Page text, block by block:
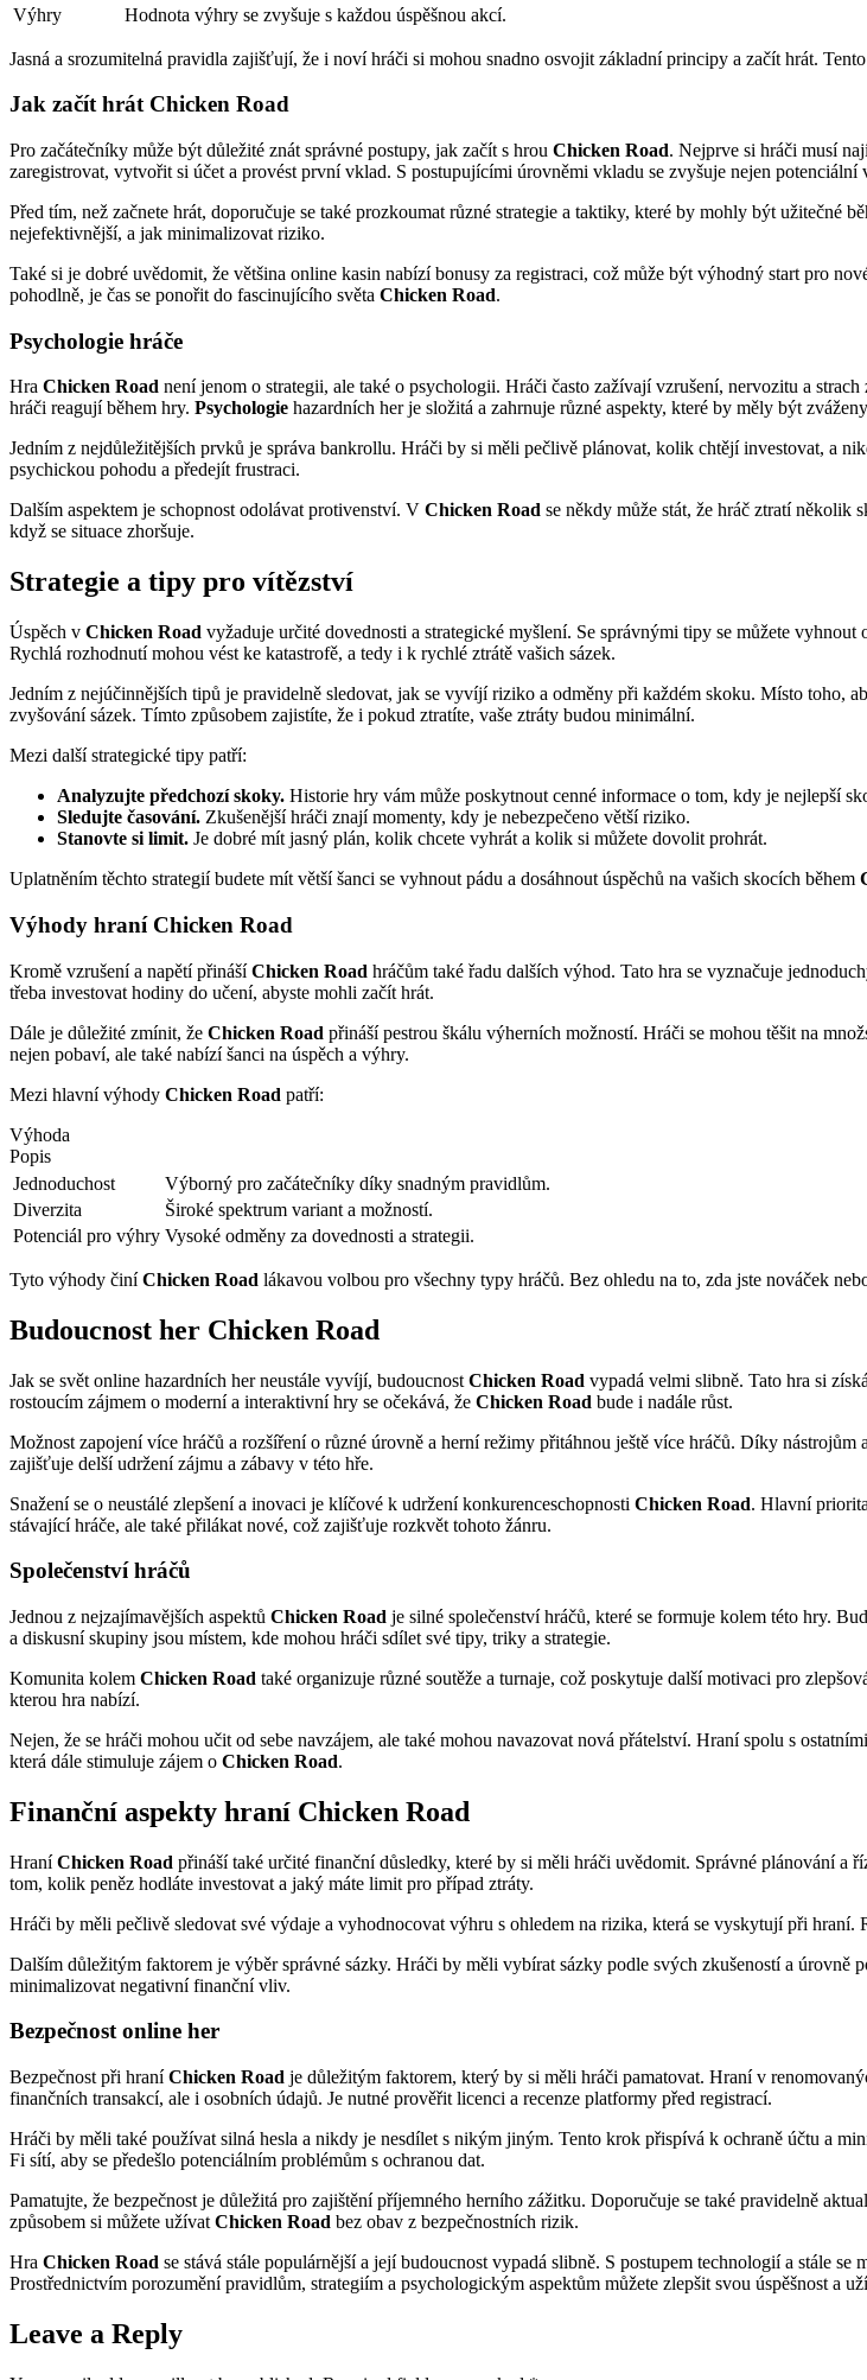
Výhry
Hodnota výhry se zvyšuje s každou úspěšnou akcí.
Jasná a srozumitelná pravidla zajišťují, že i noví hráči si mohou snadno osvojit základní principy a začít hrát.
Jak začít hrát Chicken Road
Pro začátečníky může být důležité znát správné postupy, jak začít s hrou Chicken Road. Nejprve si hráči musí
zaregistrovat, vytvořit si účet a provést první vklad. S postupujícími úrovněmi vkladu se zvyšuje nejen potenciální
Před tím, než začnete hrát, doporučuje se také prozkoumat různé strategie a taktiky, které by mohly být užitečné
nejefektivnější, a jak minimalizovat riziko.
Také si je dobré uvědomit, že většina online kasin nabízí bonusy za registraci, což může být výhodný start pro
pohodlně, je čas se ponořit do fascinujícího světa Chicken Road.
Psychologie hráče
Hra Chicken Road není jenom o strategii, ale také o psychologii. Hráči často zažívají vzrušení, nervozitu a
hráči reagují během hry. Psychologie hazardních her je složitá a zahrnuje různé aspekty, které by měly být
Jedním z nejdůležitějších prvků je správa bankrollu. Hráči by si měli pečlivě plánovat, kolik chtějí investovat, a
psychickou pohodu a předejít frustraci.
Dalším aspektem je schopnost odolávat protivenství. V Chicken Road se někdy může stát, že hráč ztratí několik
když se situace zhoršuje.
Strategie a tipy pro vítězství
Úspěch v Chicken Road vyžaduje určité dovednosti a strategické myšlení. Se správnými tipy se můžete
Rychlá rozhodnutí mohou vést ke katastrofě, a tedy i k rychlé ztrátě vašich sázek.
Jedním z nejúčinnějších tipů je pravidelně sledovat, jak se vyvíjí riziko a odměny při každém skoku. Místo toho,
zvyšování sázek. Tímto způsobem zajistíte, že i pokud ztratíte, vaše ztráty budou minimální.
Mezi další strategické tipy patří:
Analyzujte předchozí skoky. Historie hry vám může poskytnout cenné informace o tom, kdy je nejlepší
Sledujte časování. Zkušenější hráči znají momenty, kdy je nebezpečeno větší riziko.
Stanovte si limit. Je dobré mít jasný plán, kolik chcete vyhrát a kolik si můžete dovolit prohrát.
Uplatněním těchto strategií budete mít větší šanci se vyhnout pádu a dosáhnout úspěchů na vašich skocích během
Výhody hraní Chicken Road
Kromě vzrušení a napětí přinášíChicken Road hráčům také řadu dalších výhod. Tato hra se vyznačuje
třeba investovat hodiny do učení, abyste mohli začít hrát.
Dále je důležité zmínit, že Chicken Road přináší pestrou škálu výherních možností. Hráči se mohou těšit na
nejen pobaví, ale také nabízí šanci na úspěch a výhry.
Mezi hlavní výhody Chicken Road patří:
Výhoda
Popis
Jednoduchost
Výborný pro začátečníky díky snadným pravidlům.
Diverzita
Široké spektrum variant a možností.
Potenciál pro výhry Vysoké odměny za dovednosti a strategii.
Tyto výhody činíChicken Road lákavou volbou pro všechny typy hráčů. Bez ohledu na to, zda jste nováček
Budoucnost her Chicken Road
Jak se svět online hazardních her neustále vyvíjí, budoucnost Chicken Road vypadá velmi slibně. Tato hra si
rostoucím zájmem o moderní a interaktivní hry se očekává, že Chicken Road bude i nadále růst.
Možnost zapojení více hráčů a rozšíření o různé úrovně a herní režimy přitáhnou ještě více hráčů. Díky
zajišťuje delší udržení zájmu a zábavy v této hře.
Snažení se o neustálé zlepšení a inovaci je klíčové k udržení konkurenceschopnosti Chicken Road. Hlavní
stávající hráče, ale také přilákat nové, což zajišťuje rozkvět tohoto žánru.
Společenství hráčů
Jednou z nejzajímavějších aspektů Chicken Road je silné společenství hráčů, které se formuje kolem této hry.
a diskusní skupiny jsou místem, kde mohou hráči sdílet své tipy, triky a strategie.
Komunita kolem Chicken Road také organizuje různé soutěže a turnaje, což poskytuje další motivaci pro
kterou hra nabízí.
Nejen, že se hráči mohou učit od sebe navzájem, ale také mohou navazovat nová přátelství. Hraní spolu s
která dále stimuluje zájem o Chicken Road.
Finanční aspekty hraní Chicken Road
HraníChicken Road přináší také určité finanční důsledky, které by si měli hráči uvědomit. Správné plánování
tom, kolik peněz hodláte investovat a jaký máte limit pro případ ztráty.
Hráči by měli pečlivě sledovat své výdaje a vyhodnocovat výhru s ohledem na rizika, která se vyskytují při
Dalším důležitým faktorem je výběr správné sázky. Hráči by měli vybírat sázky podle svých zkušeností a
minimalizovat negativní finanční vliv.
Bezpečnost online her
Bezpečnost při hraníChicken Road je důležitým faktorem, který by si měli hráči pamatovat. Hraní v
finančních transakcí, ale i osobních údajů. Je nutné prověřit licenci a recenze platformy před registrací.
Hráči by měli také používat silná hesla a nikdy je nesdílet s nikým jiným. Tento krok přispívá k ochraně účtu a
Fi sítí, aby se předešlo potenciálním problémům s ochranou dat.
Pamatujte, že bezpečnost je důležitá pro zajištění příjemného herního zážitku. Doporučuje se také pravidelně
způsobem si můžete užívat Chicken Road bez obav z bezpečnostních rizik.
Hra Chicken Road se stává stále populárnější a její budoucnost vypadá slibně. S postupem technologií a stále
Prostřednictvím porozumění pravidlům, strategiím a psychologickým aspektům můžete zlepšit svou úspěšnost a
Leave a Reply